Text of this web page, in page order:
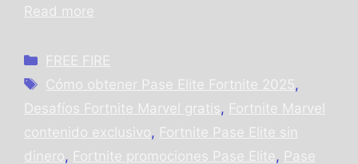
Read more
Categories
FREE FIRE
Tags
Cómo obtener Pase Elite Fortnite 2025,
Desafíos Fortnite Marvel gratis, Fortnite Marvel
contenido exclusivo, Fortnite Pase Elite sin
dinero, Fortnite promociones Pase Elite, Pase